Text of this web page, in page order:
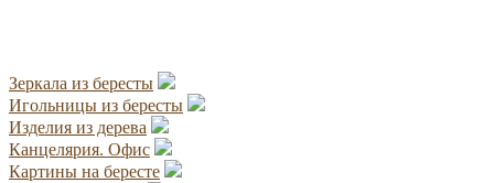
Зеркала из бересты
Игольницы из бересты
Изделия из дерева
Канцелярия. Офис
Картины на бересте